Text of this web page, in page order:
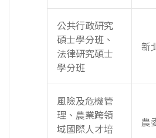
公共行政研究
碩士學分班、
法律研究碩士
學分班
新
風險及危機管
理、農業跨領
域國際人才培
農